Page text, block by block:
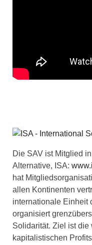
Die SAV ist Mitglied
Alternative, ISA:
hat
allen Kontinenten
internationale Einheit
organisiert
Solidarität. Ziel ist die
kapitalistischen